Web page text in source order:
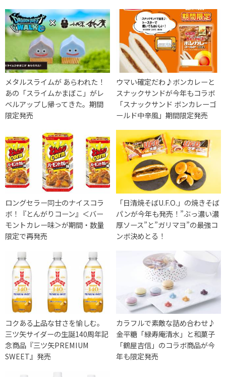
メタルスライムが あらわれた！
あの「スライムかまぼこ」がレ
ベルアップし帰ってきた。期間
限定発売
ウマい確定だわ♪ボンカレーと
スナックサンドが今年もコラボ
「スナックサンド ボンカレーゴ
ールド中辛風」期間限定発売
ロングセラー同士のナイスコラ
ボ！『とんがりコーン』＜バー
モントカレー味＞が期間・数量
限定で再発売
「日清焼そばU.F.O.」の焼きそば
パンが今年も発売！”ぶっ濃い濃
厚ソース”と”ガリマヨ”の最強コ
ンボ決めとる！
コクある上品な甘さを愉しむ。
三ツ矢サイダーの生誕140周年記
念商品『三ツ矢PREMIUM
SWEET』発売
カラフルで素敵な詰め合わせ♪
金平糖「緑寿庵清水」と和菓子
「鶴屋吉信」のコラボ商品が今
年も限定発売